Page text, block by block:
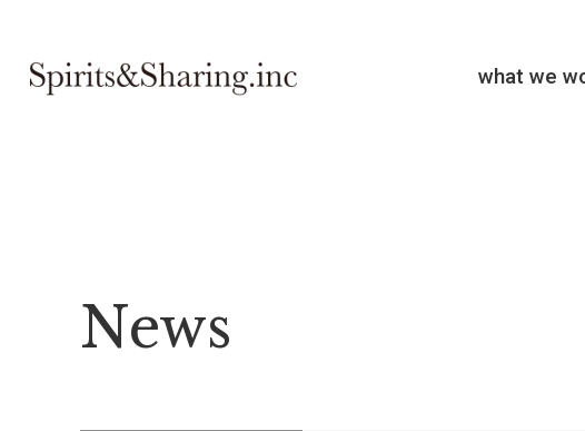
what we
News